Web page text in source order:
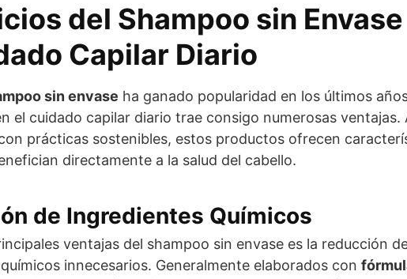
del Shampoo sin
Capilar Diario
sin envase ha ganado popularidad en los últimos
el cuidado capilar diario trae consigo numerosas ventajas.
prácticas sostenibles, estos productos ofrecen
directamente a la salud del cabello.
de Ingredientes Químicos
ventajas del shampoo sin envase es la reducción
innecesarios. Generalmente elaborados con